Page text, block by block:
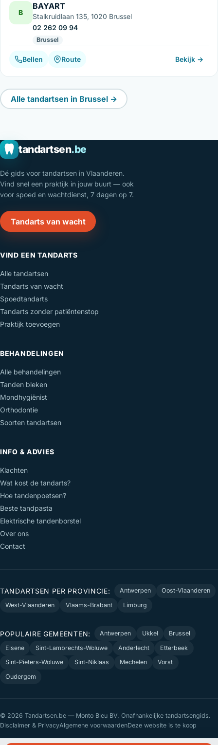
B
BAYART
Stalkruidlaan 135, 1020 Brussel
02 262 09 94
Brussel
Bellen Route Bekijk →
Alle tandartsen in Brussel →
tandartsen.be
Dé gids voor tandartsen in Vlaanderen.
Vind snel een praktijk in jouw buurt — ook
voor spoed en wachtdienst, 7 dagen op 7.
Tandarts van wacht
VIND EEN TANDARTS
Alle tandartsen
Tandarts van wacht
Spoedtandarts
Tandarts zonder patiëntenstop
Praktijk toevoegen
BEHANDELINGEN
Alle behandelingen
Tanden bleken
Mondhygiënist
Orthodontie
Soorten tandartsen
INFO & ADVIES
Klachten
Wat kost de tandarts?
Hoe tandenpoetsen?
Beste tandpasta
Elektrische tandenborstel
Over ons
Contact
TANDARTSEN PER PROVINCIE: Antwerpen
Oost-Vlaanderen
West-Vlaanderen
Vlaams-Brabant Limburg
POPULAIRE GEMEENTEN: Antwerpen Ukkel
Brussel
Elsene
Sint-Lambrechts-Woluwe Anderlecht
Etterbeek
Sint-Pieters-Woluwe
Sint-Niklaas Mechelen
Vorst
Oudergem
© 2026 Tandartsen.be — Monto Bleu BV. Onafhankelijke tandartsengids.
Disclaimer & PrivacyAlgemene voorwaardenDeze website is te koop